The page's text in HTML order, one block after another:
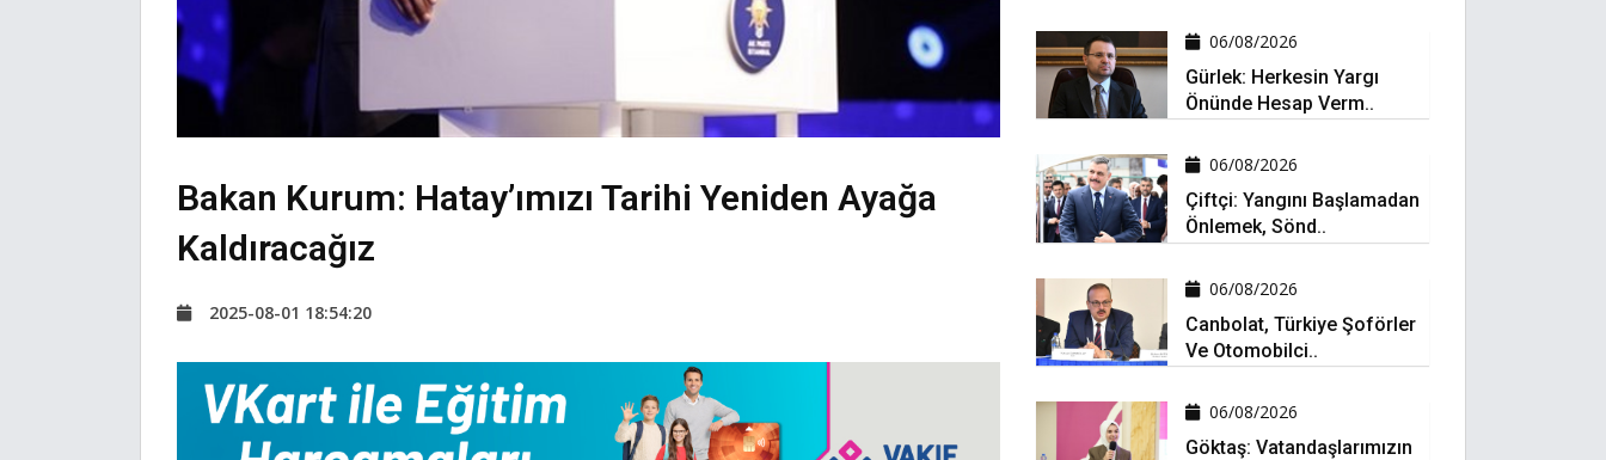
Bakan Kurum: Hatay’ımızı Tarihi Yeniden Ayağa
Kaldıracağız
2025-08-01 18:54:20
06/08/2026
Gürlek: Herkesin Yargı
Önünde Hesap Verm..
06/08/2026
Çiftçi: Yangını Başlamadan
Önlemek, Sönd..
06/08/2026
Canbolat, Türkiye Şoförler
Ve Otomobilci..
06/08/2026
Göktaş: Vatandaşlarımızın